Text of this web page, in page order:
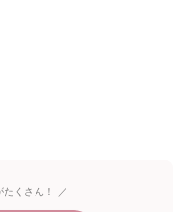
たくさん！ ／